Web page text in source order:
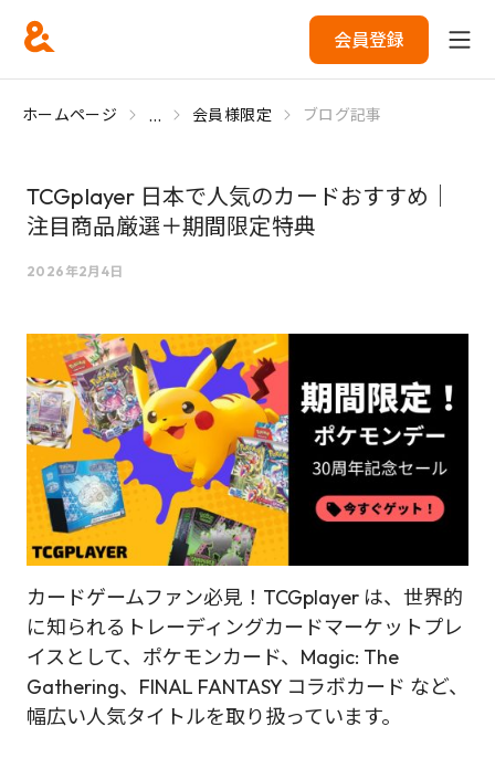
会員登録
ホームページ ... 会員様限定 ブログ記事
TCGplayer 日本で人気のカードおすすめ｜
注目商品厳選＋期間限定特典
2026年2月4日
カードゲームファン必見！TCGplayer は、世界的
に知られるトレーディングカードマーケットプレ
イスとして、ポケモンカード、Magic: The
Gathering、FINAL FANTASY コラボカード など、
幅広い人気タイトルを取り扱っています。